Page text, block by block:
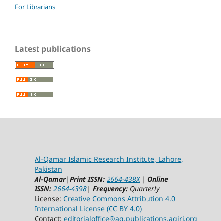
For Librarians
Latest publications
Al-Qamar Islamic Research Institute, Lahore,
Pakistan
Al-Qamar|Print ISSN: 2664-438X| Online
ISSN: 2664-4398| Frequency: Quarterly
License: Creative Commons Attribution 4.0
International License (CC BY 4.0)
Contact: editorialoffice@aq.publications.aqiri.org